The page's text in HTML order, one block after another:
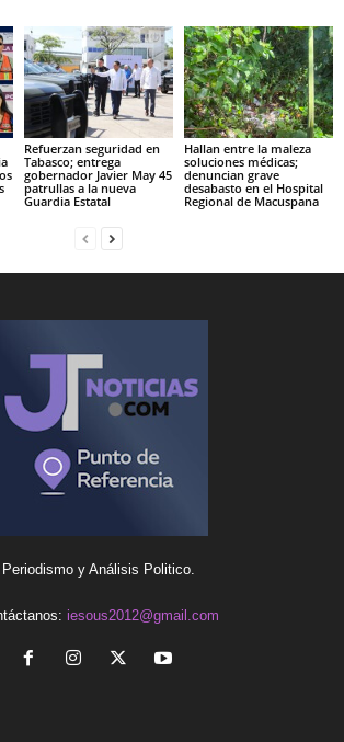
Refuerzan seguridad en
Tabasco; entrega
gobernador Javier May 45
patrullas a la nueva
Guardia Estatal
Hallan entre la maleza
soluciones médicas;
denuncian grave
desabasto en el Hospital
Regional de Macuspana
Periodismo y Análisis Politico.
iesous2012@gmail.com